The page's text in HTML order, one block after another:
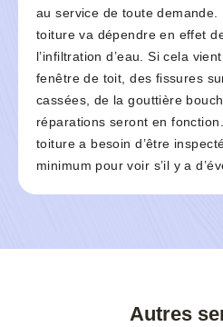
au service de toute
toiture va dépendre en effet
l’infiltration d’eau. Si cela
fenêtre de toit, des fissures
cassées, de la gouttière
réparations seront en
toiture a besoin d’être
minimum pour voir s’il y a
Autres